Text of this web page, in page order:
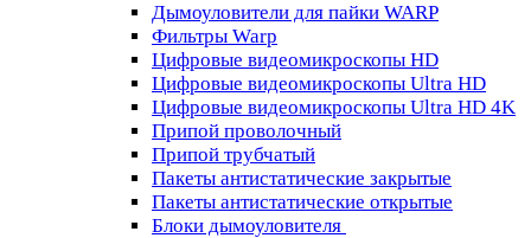
Дымоуловители для пайки WARP
Фильтры Warp
Цифровые видеомикроскопы HD
Цифровые видеомикроскопы Ultra HD
Цифровые видеомикроскопы Ultra HD 4K
Припой проволочный
Припой трубчатый
Пакеты антистатические закрытые
Пакеты антистатические открытые
Блоки дымоуловителя